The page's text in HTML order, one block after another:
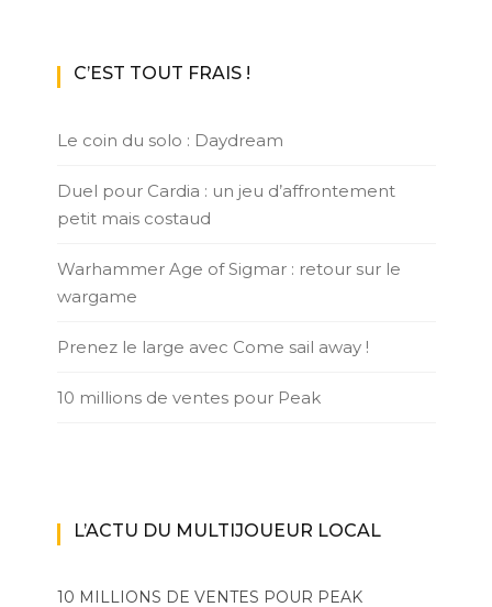
C’EST TOUT FRAIS !
Le coin du solo : Daydream
Duel pour Cardia : un jeu d’affrontement
petit mais costaud
Warhammer Age of Sigmar : retour sur le
wargame
Prenez le large avec Come sail away !
10 millions de ventes pour Peak
L’ACTU DU MULTIJOUEUR LOCAL
10 MILLIONS DE VENTES POUR PEAK